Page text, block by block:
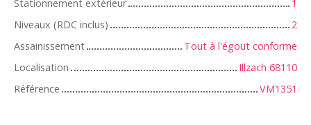
Stationnement extérieur
1
Niveaux (RDC inclus)
2
Assainissement
Tout à l'égout conforme
Localisation
Illzach 68110
Référence
VM1351